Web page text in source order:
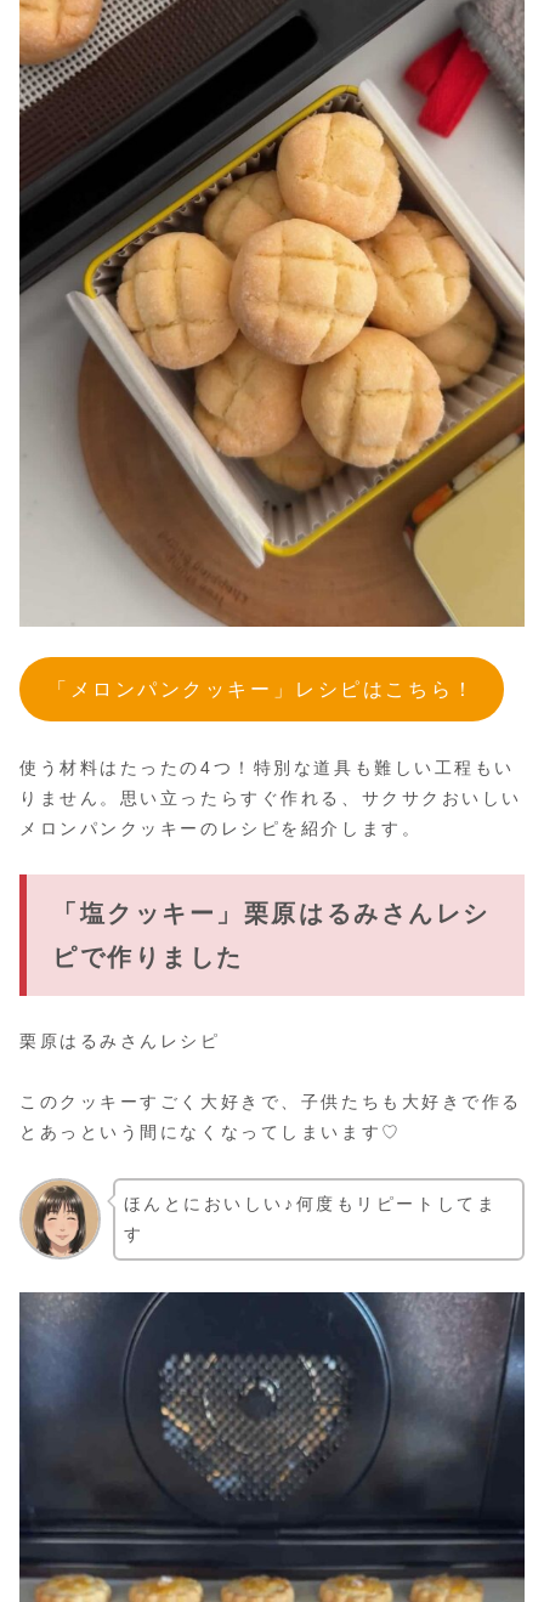
「メロンパンクッキー」レシピはこちら！
使う材料はたったの4つ！特別な道具も難しい工程もい
りません。思い立ったらすぐ作れる、サクサクおいしい
メロンパンクッキーのレシピを紹介します。
「塩クッキー」栗原はるみさんレシ
ピで作りました
栗原はるみさんレシピ
このクッキーすごく大好きで、子供たちも大好きで作る
とあっという間になくなってしまいます♡
ほんとにおいしい♪何度もリピートしてま
す